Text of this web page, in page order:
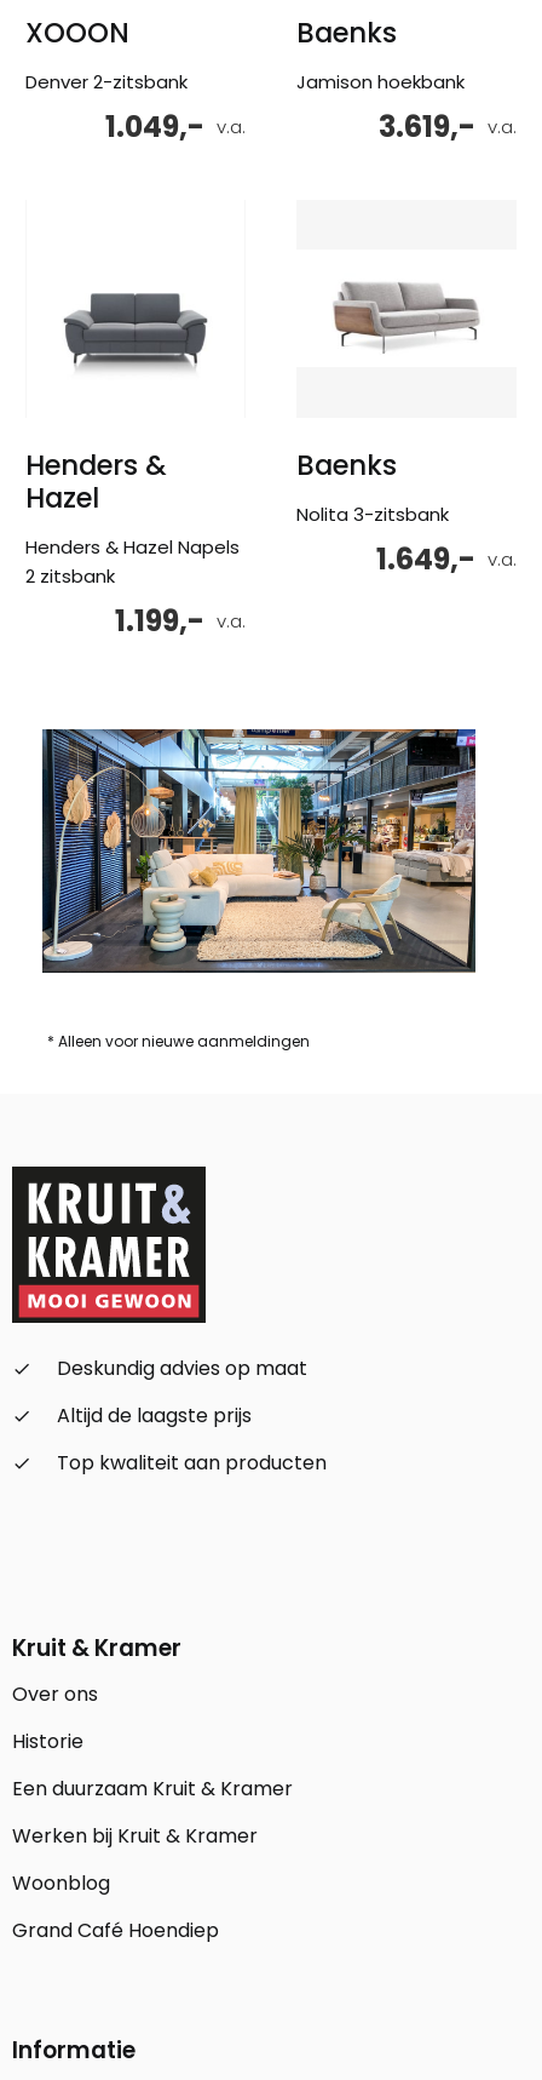
XOOON
Denver 2-zitsbank
v.a.
1.049,-
Baenks
Jamison hoekbank
v.a.
3.619,-
Henders &
Hazel
Henders & Hazel Napels
2 zitsbank
v.a.
1.199,-
Baenks
Nolita 3-zitsbank
v.a.
1.649,-
* Alleen voor nieuwe aanmeldingen
check_small
Deskundig advies op maat
check_small
Altijd de laagste prijs
check_small
Top kwaliteit aan producten
Kruit & Kramer
Over ons
Historie
Een duurzaam Kruit & Kramer
Werken bij Kruit & Kramer
Woonblog
Grand Café Hoendiep
Informatie